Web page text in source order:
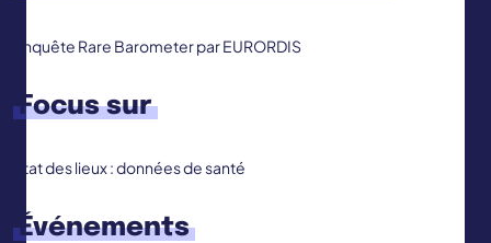
Enquête Rare Barometer par EURORDIS
Focus sur
Etat des lieux : données de santé
Événements